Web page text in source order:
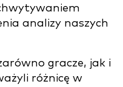
analizy naszych
gracze, jak i
różnicę w